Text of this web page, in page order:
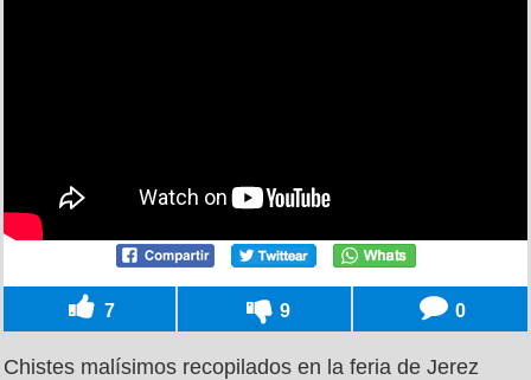
7 9 0
Chistes malísimos recopilados en la feria de Jerez